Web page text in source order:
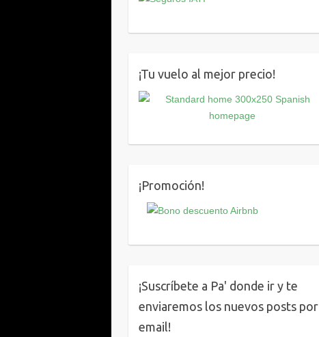
¡Tu vuelo al mejor precio!
¡Promoción!
¡Suscríbete a Pa' donde ir y te
enviaremos los nuevos posts por
email!